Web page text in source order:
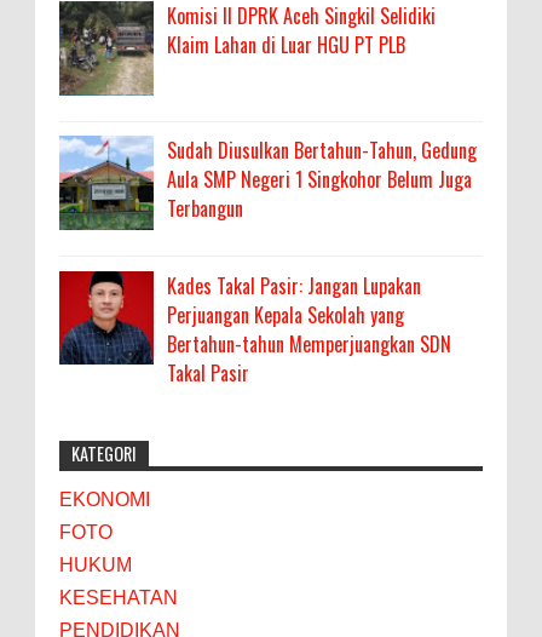
Komisi II DPRK Aceh Singkil Selidiki
Klaim Lahan di Luar HGU PT PLB
Sudah Diusulkan Bertahun-Tahun, Gedung
Aula SMP Negeri 1 Singkohor Belum Juga
Terbangun
Kades Takal Pasir: Jangan Lupakan
Perjuangan Kepala Sekolah yang
Bertahun-tahun Memperjuangkan SDN
Takal Pasir
KATEGORI
EKONOMI
FOTO
HUKUM
KESEHATAN
PENDIDIKAN